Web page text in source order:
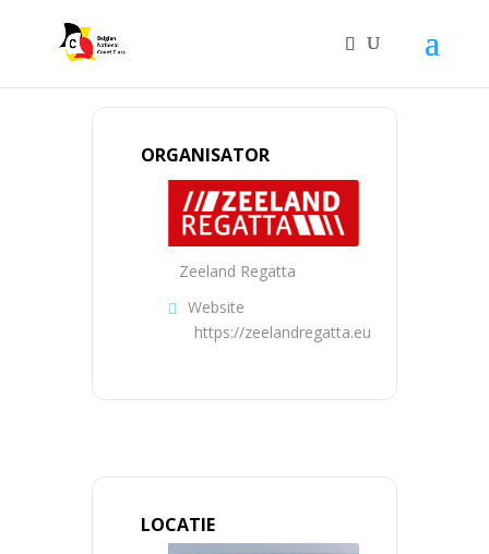
ORGANISATOR
Zeeland Regatta
Website
https://zeelandregatta.eu
LOCATIE